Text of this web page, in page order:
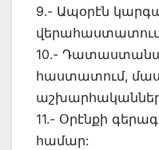
9.- Ապօրէն
10.-
հաստատում,
11.- Օրէնքի
համար: